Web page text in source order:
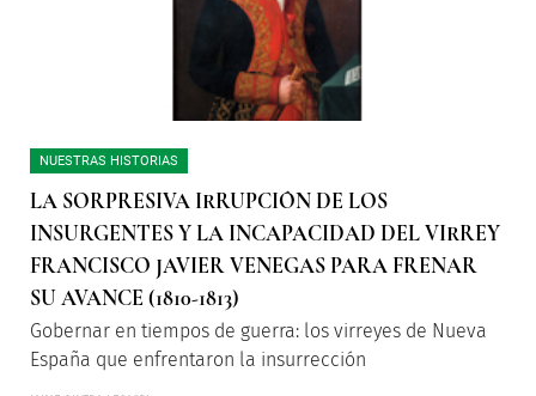
NUESTRAS HISTORIAS
LA SORPRESIVA IRRUPCIÓN DE LOS
INSURGENTES Y LA INCAPACIDAD DEL VIRREY
FRANCISCO JAVIER VENEGAS PARA FRENAR
SU AVANCE (1810-1813)
Gobernar en tiempos de guerra: los virreyes de Nueva
España que enfrentaron la insurrección